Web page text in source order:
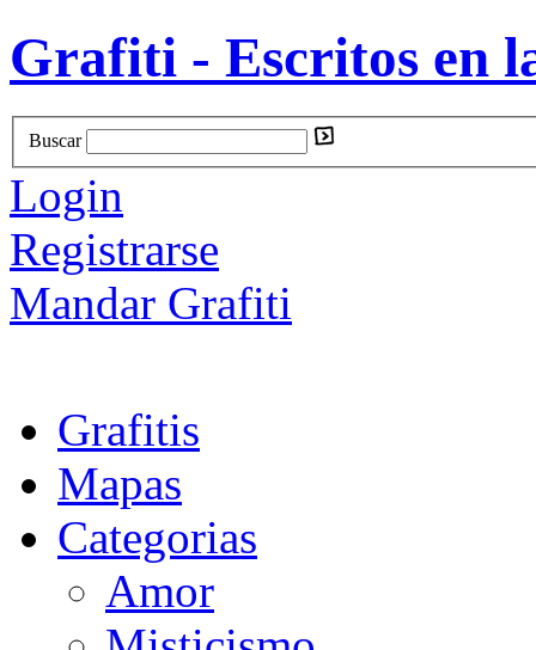
Grafiti - Escritos en
Buscar
Login
Registrarse
Mandar Grafiti
Grafitis
Mapas
Categorias
Amor